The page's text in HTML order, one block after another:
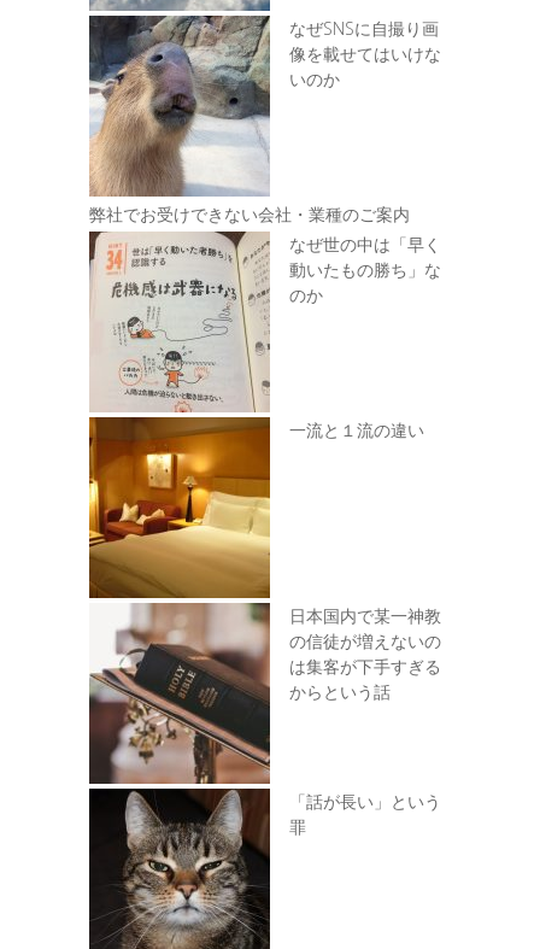
なぜSNSに自撮り画
像を載せてはいけな
いのか
弊社でお受けできない会社・業種のご案内
なぜ世の中は「早く
動いたもの勝ち」な
のか
一流と１流の違い
日本国内で某一神教
の信徒が増えないの
は集客が下手すぎる
からという話
「話が長い」という
罪